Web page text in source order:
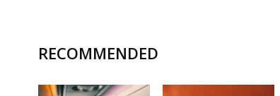
RECOMMENDED